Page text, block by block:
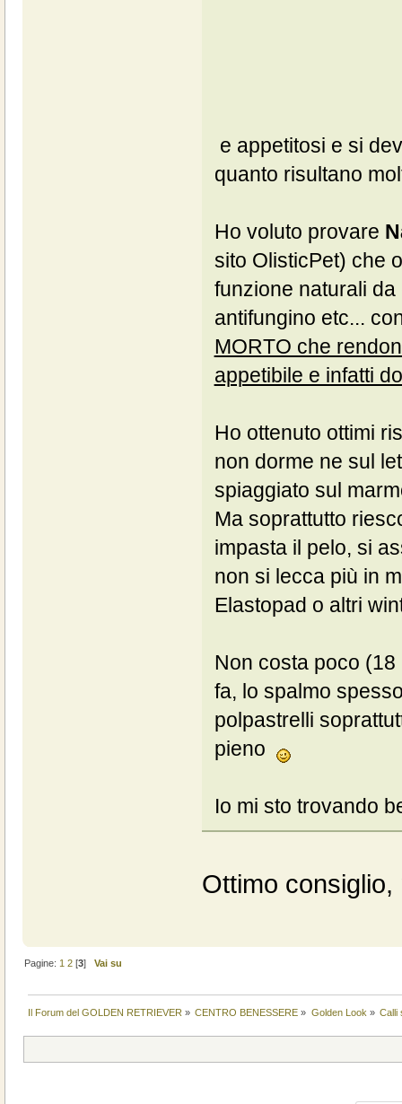
e appetitosi e si
quanto risultano
Ho voluto provare
sito OlisticPet) che
funzione naturali
antifungino etc...
MORTO che
appetibile e infatti
Ho ottenuto ottimi
non dorme ne sul
spiaggiato sul
Ma soprattutto
impasta il pelo, si
non si lecca più in
Elastopad o altri
Non costa poco
fa, lo spalmo
polpastrelli
pieno
Io mi sto trovando
Ottimo
Pagine: 1 2 [3]Vai su
Il Forum del GOLDEN RETRIEVER » CENTRO BENESSERE » Golden Look » Calli